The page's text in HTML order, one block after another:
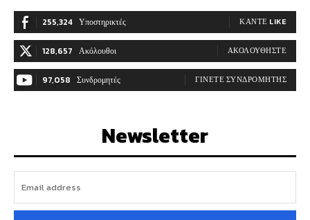
255,324 Υποστηρικτές ΚΆΝΤΕ LIKE
128,657 Ακόλουθοι ΑΚΟΛΟΥΘΉΣΤΕ
97,058 Συνδρομητές ΓΊΝΕΤΕ ΣΥΝΔΡΟΜΗΤΉΣ
Newsletter